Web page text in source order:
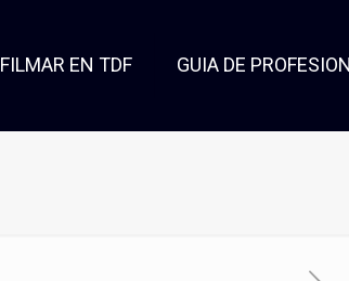
FILMAR EN TDF GUIA DE